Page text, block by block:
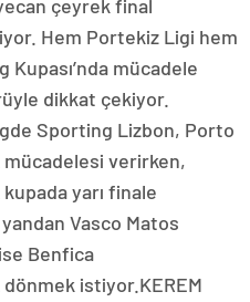
çeyrek final
Hem Portekiz Ligi hem
mücadele
dikkat çekiyor.
Sporting Lizbon, Porto
mücadelesi verirken,
yarı finale
Vasco Matos
Benfica
istiyor.KEREM